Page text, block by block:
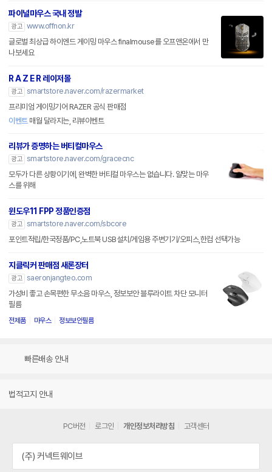
파이널마우스 국내 정발
광고 www.offnon.kr
글로벌 최상급 하이엔드 게이밍 마우스 finalmouse를 오프앤온에서 만
나보세요
R A Z E R 레이저몰
광고 smartstore.naver.com/razermarket
프리미엄 게이밍기어 RAZER 공식 판매점
이벤트매월 달라지는, 리뷰이벤트
리뷰가 증명하는 버티컬마우스
광고 smartstore.naver.com/gracecnc
모두가 다른 상황이기에, 완벽한 버티컬 마우스는 없습니다. 알맞는 마우
스를 위해
윈도우11 FPP 정품인증점
광고 smartstore.naver.com/sbcore
포인트적립/한국정품/PC,노트북 USB설치/게임용 주변기기/오피스,한컴 선택가능
지클릭커 판매점 새론장터
광고 saeronjangteo.com
가성비 좋고 손목편한 무소음 마우스, 정보보안 블루라이트 차단 모니터
필름
전제품 마우스 정보보안필름
빠른배송 안내
법적고지 안내
PC버전 로그인 개인정보처리방침 고객센터
(주) 커넥트웨이브